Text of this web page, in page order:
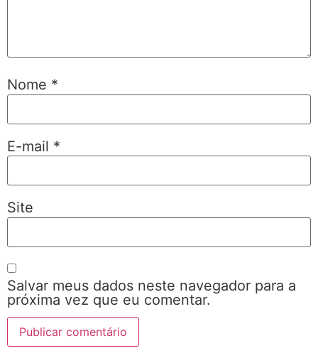
Nome *
E-mail *
Site
Salvar meus dados neste navegador para a
próxima vez que eu comentar.